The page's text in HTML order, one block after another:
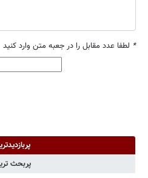
* لطفا عدد مقابل را در جعبه متن وارد کنید
پربحث